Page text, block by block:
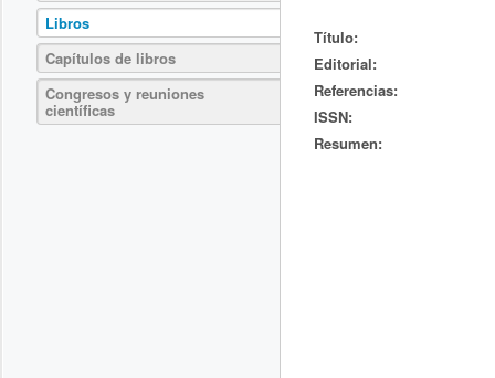
Libros
Capítulos de libros
Congresos y reuniones
científicas
Título:
Editorial:
Referencias:
ISSN:
Resumen: